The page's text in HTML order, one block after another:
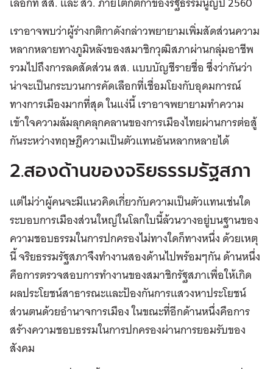
เราอาจพบว่าผู้ร่างกติกาดังกล่าวพยายามเพิ่มสัดส่วนความ
หลากหลายทางภูมิหลังของสมาชิกวุฒิสภาผ่านกลุ่มอาชีพ
รวมไปถึงการลดสัดส่วน สส. แบบบัญชีรายชื่อ ซึ่งว่ากันว่า
น่าจะเป็นกระบวนการคัดเลือกที่เชื่อมโยงกับอุดมการณ์
ทางการเมืองมากที่สุด ในแง่นี้ เราอาจพยายามทำความ
เข้าใจความล้มลุกคลุกคลานของการเมืองไทยผ่านการต่อสู้
กันระหว่างทฤษฎีความเป็นตัวแทนอันหลากหลายได้
2.สองด้านของจริยธรรมรัฐสภา
แต่ไม่ว่าผู้คนจะมีแนวคิดเกี่ยวกับความเป็นตัวแทนเช่นใด
ระบอบการเมืองส่วนใหญ่ในโลกใบนี้ล้วนวางอยู่บนฐานของ
ความชอบธรรมในการปกครองไม่ทางใดก็ทางหนึ่ง ด้วยเหตุ
นี้ จริยธรรมรัฐสภาจึงทำงานสองด้านไปพร้อมๆกัน ด้านหนึ่ง
คือการตรวจสอบการทำงานของสมาชิกรัฐสภาเพื่อให้เกิด
ผลประโยชน์สาธารณะและป้องกันการแสวงหาประโยชน์
ส่วนตนด้วยอำนาจการเมือง ในขณะที่อีกด้านหนึ่งคือการ
สร้างความชอบธรรมในการปกครองผ่านการยอมรับของ
สังคม